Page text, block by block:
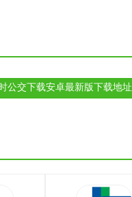
公交下载安卓最新版下载地址